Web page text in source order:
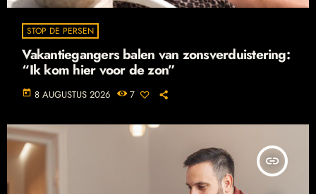
STOP DE PERSEN
Vakantiegangers balen van zonsverduistering:
“Ik kom hier voor de zon”
today 8 AUGUSTUS 2026 7
insert_link